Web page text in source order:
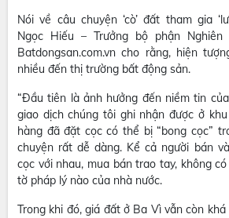
Nói về câu chuyện ‘cò’ đất tham gia
Ngọc Hiếu – Trưởng bộ phận
Batdongsan.com.vn cho rằng, hiện
nhiều đến thị trường bất động sản.
“Đầu tiên là ảnh hưởng đến niềm tin
giao dịch chúng tôi ghi nhận được ở
hàng đã đặt cọc có thể bị “bong cọc”
chuyện rất dễ dàng. Kể cả người bán
cọc với nhau, mua bán trao tay, không
tờ pháp lý nào của nhà nước.
Trong khi đó, giá đất ở Ba Vì vẫn còn